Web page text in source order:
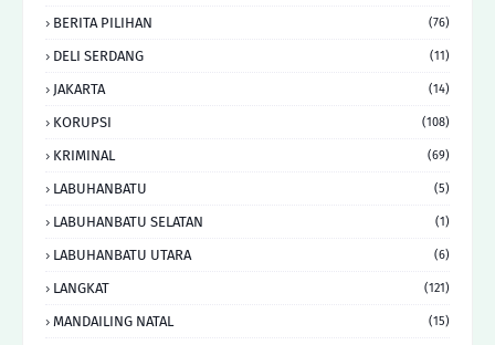
BERITA PILIHAN (76)
DELI SERDANG (11)
JAKARTA (14)
KORUPSI (108)
KRIMINAL (69)
LABUHANBATU (5)
LABUHANBATU SELATAN (1)
LABUHANBATU UTARA (6)
LANGKAT (121)
MANDAILING NATAL (15)